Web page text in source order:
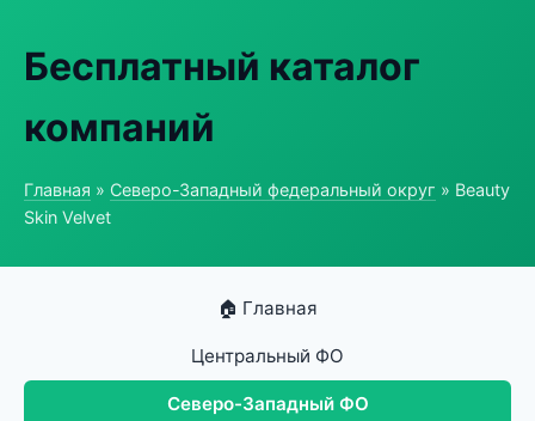
Бесплатный каталог
компаний
Главная » Северо-Западный федеральный округ » Beauty
Skin Velvet
🏠 Главная
Центральный ФО
Северо-Западный ФО